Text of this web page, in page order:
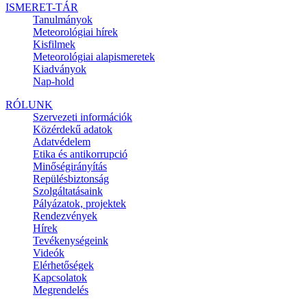
ISMERET-TÁR
Tanulmányok
Meteorológiai hírek
Kisfilmek
Meteorológiai alapismeretek
Kiadványok
Nap-hold
RÓLUNK
Szervezeti információk
Közérdekű adatok
Adatvédelem
Etika és antikorrupció
Minőségirányítás
Repülésbiztonság
Szolgáltatásaink
Pályázatok, projektek
Rendezvények
Hírek
Tevékenységeink
Videók
Elérhetőségek
Kapcsolatok
Megrendelés